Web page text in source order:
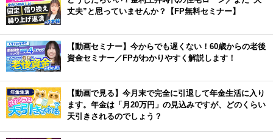
丈夫”と思っていませんか？【FP無料セミナー】
【動画セミナー】今からでも遅くない！60歳からの老後
資金セミナー／FPがわかりやすく解説します！
【動画で見る】今月末で完全に引退して年金生活に入り
ます。年金は「月20万円」の見込みですが、どのくらい
天引きされるのでしょう？